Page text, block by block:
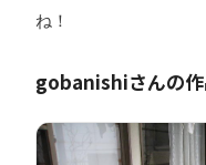
ね！
gobanishiさんの